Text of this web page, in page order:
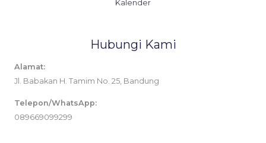
Kalender
Hubungi Kami
Alamat:
Jl. Babakan H. Tamim No. 25, Bandung
Telepon/WhatsApp:
089669099299